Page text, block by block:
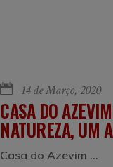
14 de Março, 2020
CASA DO
NATUREZA, UM
Casa do Azevim